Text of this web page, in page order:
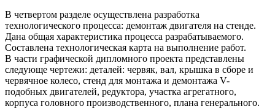
В четвертом разделе осуществлена разработка
технологического процесса: демонтаж двигателя на стенде.
Дана общая характеристика процесса разрабатываемого.
Составлена технологическая карта на выполнение работ.
В части графической дипломного проекта представлены
следующе чертежи: деталей: червяк, вал, крышка в сборе и
червячное колесо, стенд для монтажа и демонтажа V-
подобных двигателей, редуктора, участка агрегатного,
корпуса головного производственного, плана генерального.